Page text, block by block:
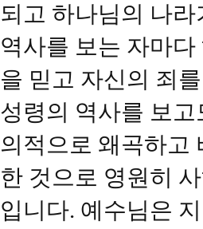
되고 하나님의 나
역사를 보는 자마
을 믿고 자신의 죄
성령의 역사를 보
의적으로 왜곡하고
한 것으로 영원히
입니다. 예수님은